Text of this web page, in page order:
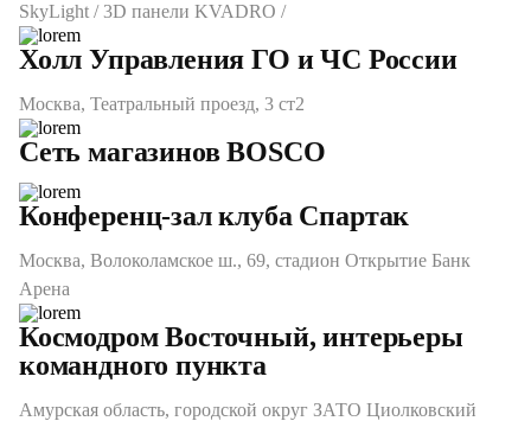
SkyLight / 3D панели KVADRO /
Холл Управления ГО и ЧС России
Москва, Театральный проезд, 3 ст2​
Сеть магазинов BOSCO
Конференц-зал клуба Спартак
Москва, Волоколамское ш., 69, стадион Открытие Банк
Арена
Космодром Восточный, интерьеры
командного пункта
Амурская область, городской округ ЗАТО Циолковский